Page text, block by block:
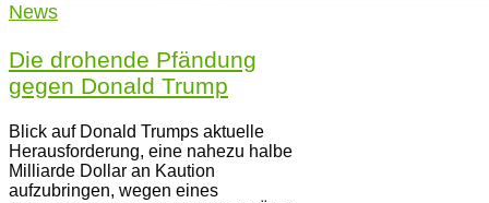
News
Die drohende Pfändung
gegen Donald Trump
Blick auf Donald Trumps aktuelle
Herausforderung, eine nahezu halbe
Milliarde Dollar an Kaution
aufzubringen, wegen eines